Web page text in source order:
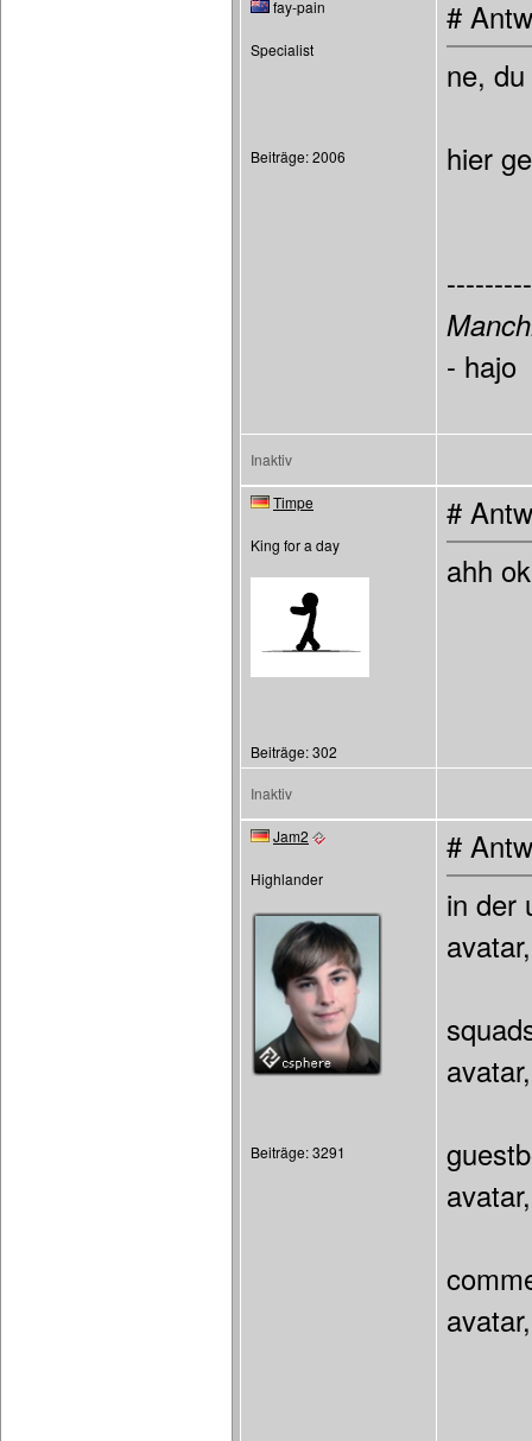
fay-pain
Specialist
Beiträge: 2006
#
ne,
hier
- hajo
Inaktiv
Timpe
King for a day
Beiträge: 302
#
ahh
Inaktiv
Jam2
Highlander
Beiträge: 3291
#
in der